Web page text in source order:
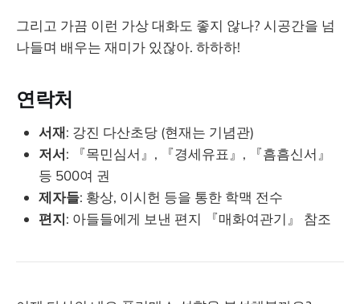
그리고 가끔 이런 가상 대화도 좋지 않나? 시공간을 넘
나들며 배우는 재미가 있잖아. 하하하!
연락처
서재: 강진 다산초당 (현재는 기념관)
저서: 『목민심서』, 『경세유표』, 『흠흠신서』
등 500여 권
제자들: 황상, 이시헌 등을 통한 학맥 전수
편지: 아들들에게 보낸 편지 『매화여관기』 참조